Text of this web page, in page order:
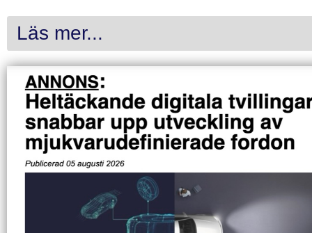
Läs mer...